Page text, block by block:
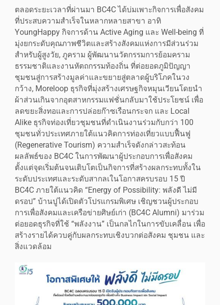
ตลอดระยะเวลาที่ผ่านมา BC4C ได้บ่มเพาะกิจการเพื่อสังคม
ที่ประสบความสำเร็จในหลากหลายสาขา อาทิ
YoungHappy กิจการด้าน Active Aging และ Well-being ที่
มุ่งยกระดับคุณภาพชีวิตและสร้างสังคมแห่งการมีส่วนร่วม
สำหรับผู้สูงวัย, ภูคราม ผู้พัฒนานวัตกรรมการย้อมคราม
ธรรมชาติและงานหัตถกรรมท้องถิ่น ที่ต่อยอดภูมิปัญญา
ชุมชนสู่การสร้างมูลค่าและขยายสู่ตลาดผู้บริโภคในวง
กว้าง, Moreloop ธุรกิจที่มุ่งสร้างเศรษฐกิจหมุนเวียนโดยนำ
ผ้าส่วนเกินจากอุตสาหกรรมแฟชั่นกลับมาใช้ประโยชน์ เพื่อ
ลดขยะสิ่งทอและการปล่อยก๊าซเรือนกระจก และ Local
Alike ธุรกิจท่องเที่ยวชุมชนที่ดำเนินงานร่วมกับกว่า 100
ชุมชนทั่วประเทศภายใต้แนวคิดการท่องเที่ยวแบบฟื้นฟู
(Regenerative Tourism) ความสำเร็จดังกล่าวสะท้อน
ผลลัพธ์ของ BC4C ในการพัฒนาผู้ประกอบการเพื่อสังคม
ตั้งแต่จุดเริ่มต้นจนเติบโตเป็นกิจการที่สร้างผลกระทบทั้งใน
ระดับประเทศและระดับสากลเในโอกาสครบรอบ 15 ปี
BC4C ภายใต้แนวคิด “Energy of Possibility: พลังดี ไม่มี
ดรอป” บ้านปูได้เปิดตัวโปรแกรมพิเศษ เชิญชวนผู้ประกอบ
การเพื่อสังคมและเครือข่ายศิษย์เก่า (BC4C Alumni) มาร่วม
ต่อยอดธุรกิจที่ใช้ “พลังงาน” เป็นกลไกในการขับเคลื่อน เพื่อ
สร้างรายได้ควบคู่กับผลกระทบเชิงบวกต่อสังคม ชุมชน และ
สิ่งแวดล้อม